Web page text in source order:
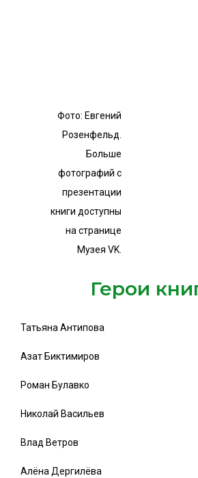
Фото: Евгений
Розенфельд.
Больше
фотографий с
презентации
книги доступны
на странице
Музея VK.
Герои
Татьяна Антипова
Азат Биктимиров
Роман Булавко
Николай Васильев
Влад Ветров
Алёна Дергилёва